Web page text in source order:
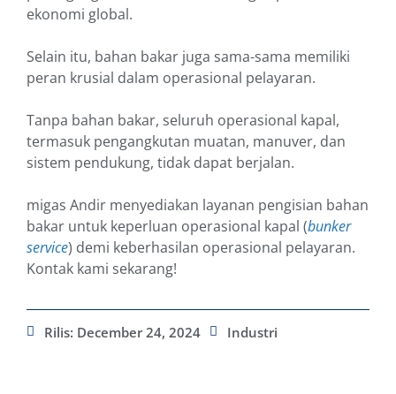
ekonomi global.
Selain itu, bahan bakar juga sama-sama memiliki
peran krusial dalam operasional pelayaran.
Tanpa bahan bakar, seluruh operasional kapal,
termasuk pengangkutan muatan, manuver, dan
sistem pendukung, tidak dapat berjalan.
migas Andir menyediakan layanan pengisian bahan
bakar untuk keperluan operasional kapal (bunker
service) demi keberhasilan operasional pelayaran.
Kontak kami sekarang!
Rilis: December 24, 2024 Industri